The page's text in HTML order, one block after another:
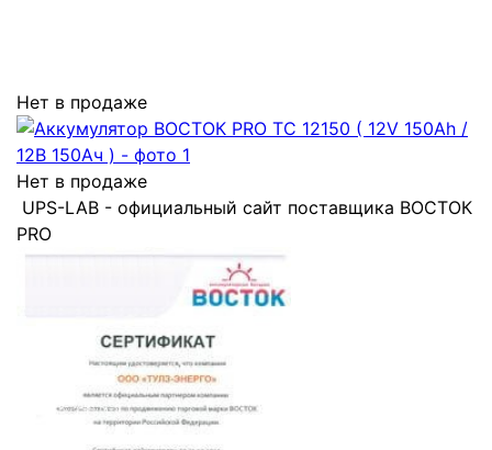
Нет в продаже
Нет в продаже
UPS-LAB - официальный сайт поставщика ВОСТОК
PRO